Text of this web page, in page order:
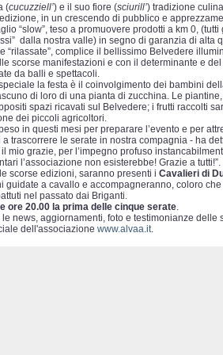
(cucuzziell’) e il suo fiore (sciurill’) tradizione
in un crescendo di pubblico e
“slow”, teso a promuovere prodotti a km 0,
dalla nostra valle) in segno di garanzia di
“rilassate”, complice il bellissimo Belvedere
scorse manifestazioni e con il determinante e
da balli e spettacoli.
la festa è il coinvolgimento dei bambini
di loro di una pianta di zucchina. Le
spazi ricavati sul Belvedere; i frutti raccolti
dei piccoli agricoltori.
in questi mesi per preparare l’evento e per
trascorrere le serate in nostra compagnia - ha
mio grazie, per l’impegno profuso
l’associazione non esisterebbe! Grazie a tutti!”.
scorse edizioni, saranno presenti i Cavalieri di
guidate a cavallo e accompagneranno, coloro
nel passato dai Briganti.
ore 20.00 la prima delle cinque serate.
le news, aggiornamenti, foto e testimonianze
dell'associazione www.alvaa.it.